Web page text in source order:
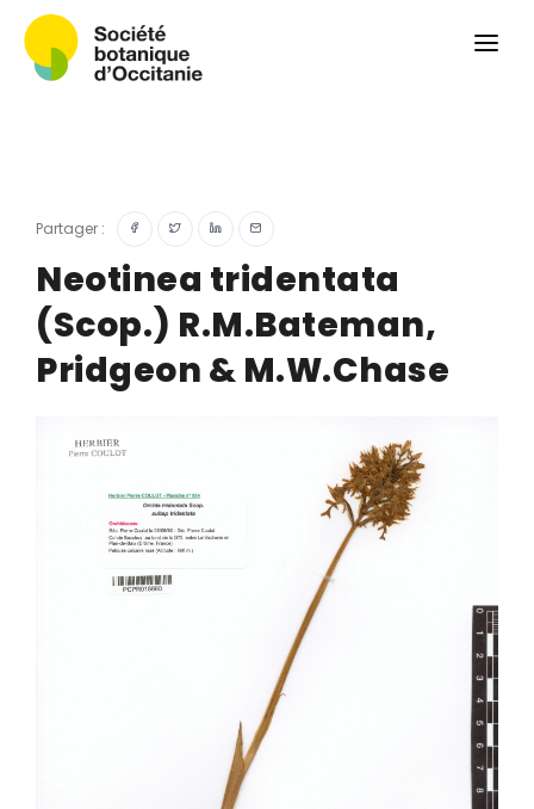
Herbier PCPR
Ressources
Actualités et calendrier
Partager :
Neotinea tridentata
(Scop.) R.M.Bateman,
Pridgeon & M.W.Chase